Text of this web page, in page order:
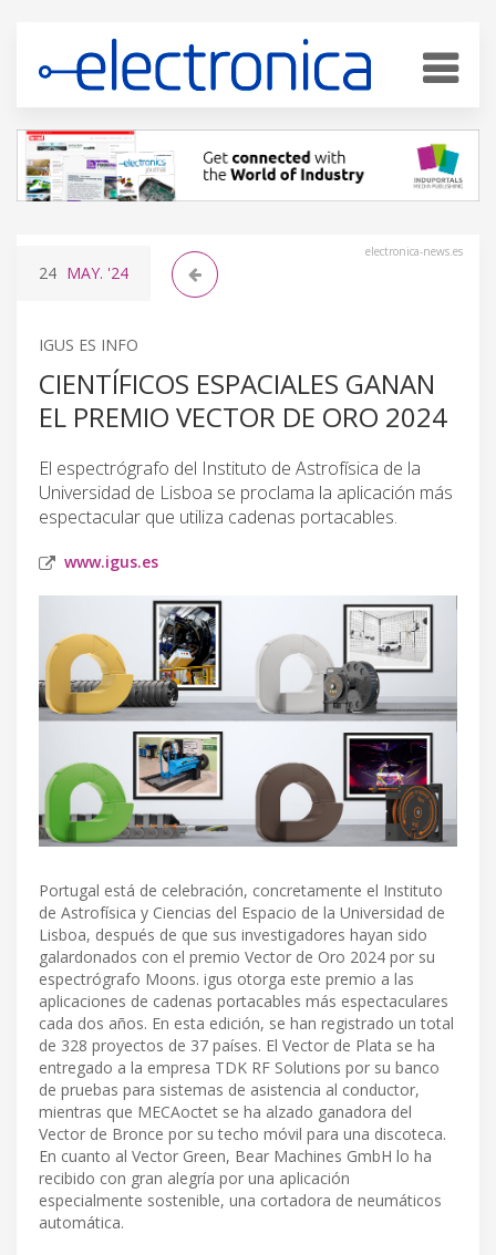
electronica-news.es
24 MAY. '24
IGUS ES INFO
CIENTÍFICOS ESPACIALES GANAN
EL PREMIO VECTOR DE ORO 2024
El espectrógrafo del Instituto de Astrofísica de la
Universidad de Lisboa se proclama la aplicación más
espectacular que utiliza cadenas portacables.
www.igus.es
Portugal está de celebración, concretamente el Instituto
de Astrofísica y Ciencias del Espacio de la Universidad de
Lisboa, después de que sus investigadores hayan sido
galardonados con el premio Vector de Oro 2024 por su
espectrógrafo Moons. igus otorga este premio a las
aplicaciones de cadenas portacables más espectaculares
cada dos años. En esta edición, se han registrado un total
de 328 proyectos de 37 países. El Vector de Plata se ha
entregado a la empresa TDK RF Solutions por su banco
de pruebas para sistemas de asistencia al conductor,
mientras que MECAoctet se ha alzado ganadora del
Vector de Bronce por su techo móvil para una discoteca.
En cuanto al Vector Green, Bear Machines GmbH lo ha
recibido con gran alegría por una aplicación
especialmente sostenible, una cortadora de neumáticos
automática.